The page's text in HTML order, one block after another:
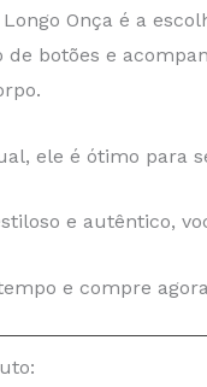
Longo Onça é a
de botões e
ele é ótimo para
e autêntico,
e compre